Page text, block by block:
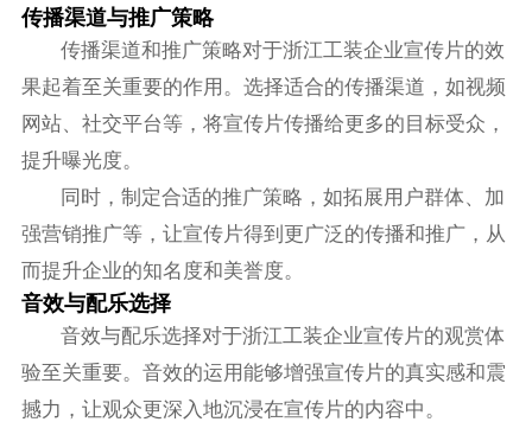
传播渠道与推广策略
传播渠道和推广策略对于浙江工装企业宣传片的效
果起着至关重要的作用。选择适合的传播渠道，如视频
网站、社交平台等，将宣传片传播给更多的目标受众，
提升曝光度。
同时，制定合适的推广策略，如拓展用户群体、加
强营销推广等，让宣传片得到更广泛的传播和推广，从
而提升企业的知名度和美誉度。
音效与配乐选择
音效与配乐选择对于浙江工装企业宣传片的观赏体
验至关重要。音效的运用能够增强宣传片的真实感和震
撼力，让观众更深入地沉浸在宣传片的内容中。